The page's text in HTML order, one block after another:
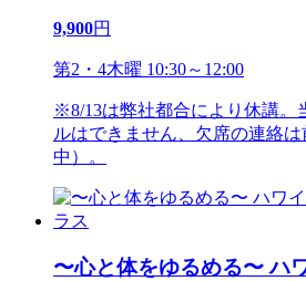
9,900円
第2・4木曜 10:30～12:00
※8/13は弊社都合により休講。
ルはできません、欠席の連絡
中）。
〜心と体をゆるめる〜 ハ